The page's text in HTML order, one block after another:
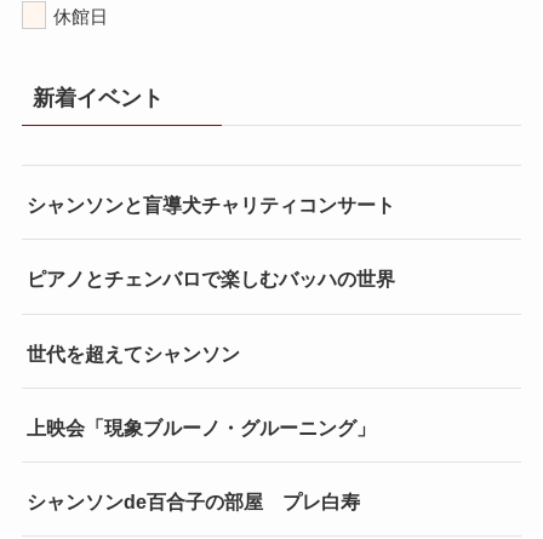
休館日
新着イベント
シャンソンと盲導犬チャリティコンサート
ピアノとチェンバロで楽しむバッハの世界
世代を超えてシャンソン
上映会「現象ブルーノ・グルーニング」
シャンソンde百合子の部屋 プレ白寿